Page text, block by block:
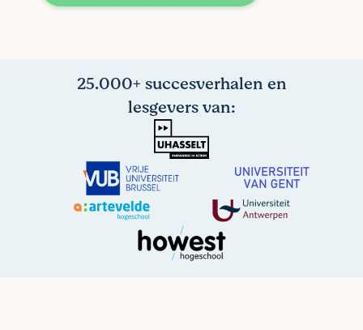
25.000+ succesverhalen en
lesgevers van: